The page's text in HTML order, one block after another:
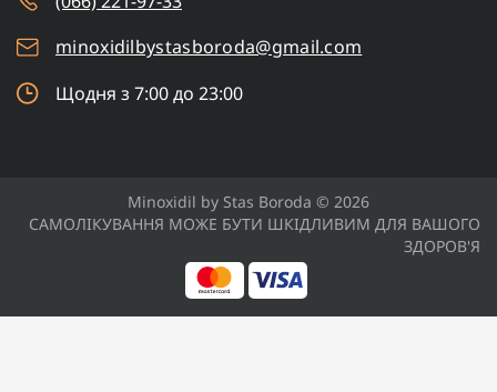
minoxidilbystasboroda@gmail.com
Щодня з 7:00 до 23:00
Minoxidil by Stas Boroda © 2026
САМОЛІКУВАННЯ МОЖЕ БУТИ ШКІДЛИВИМ ДЛЯ ВАШОГО
ЗДОРОВ'Я